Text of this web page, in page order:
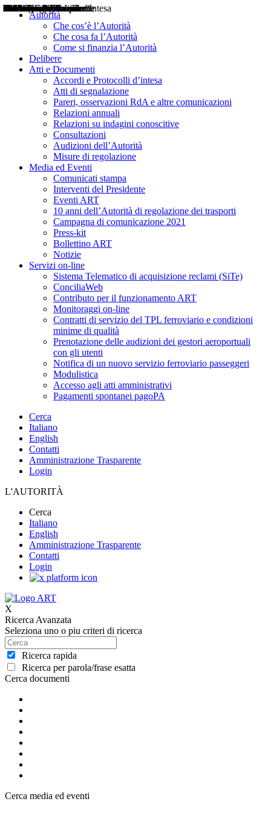
Autorità
Che cos’è l’Autorità
Che cosa fa l’Autorità
Come si finanzia l’Autorità
Delibere
Atti e Documenti
Accordi e Protocolli d’intesa
Atti di segnalazione
Pareri, osservazioni RdA e altre comunicazioni
Relazioni annuali
Relazioni su indagini conoscitive
Consultazioni
Audizioni dell’Autorità
Misure di regolazione
Media ed Eventi
Comunicati stampa
Interventi del Presidente
Eventi ART
10 anni dell’Autorità di regolazione dei trasporti
Campagna di comunicazione 2021
Press-kit
Bollettino ART
Notizie
Servizi on-line
Sistema Telematico di acquisizione reclami (SiTe)
ConciliaWeb
Contributo per il funzionamento ART
Monitoraggi on-line
Contratti di servizio del TPL ferroviario e condizioni
minime di qualità
Prenotazione delle audizioni dei gestori aeroportuali
con gli utenti
Notifica di un nuovo servizio ferroviario passeggeri
Modulistica
Accesso agli atti amministrativi
Pagamenti spontanei pagoPA
Cerca
Italiano
English
Contatti
Amministrazione Trasparente
Login
L'AUTORITÀ
Cerca
Italiano
English
Amministrazione Trasparente
Contatti
Login
X
Ricerca Avanzata
Seleziona uno o piu criteri di ricerca
Ricerca rapida
Ricerca per parola/frase esatta
Cerca documenti
Delibere
Pareri
Consultazioni
Audizioni
Atti di Segnalazione
Accordi e Protocolli d'Intesa
Relazioni annuali
Misure di regolazione
Cerca media ed eventi
Notizie
Comunicati Stampa
Bollettini ART
Convegni ART
Interviste del Presidente
Articoli in primo piano
Interventi del Presidente
2004
2005
2010
2013
2014
2015
2016
2017
2018
2019
202
2020
2021
2022
2023
2024
2025
2026
Aereo
Marittimo
Terrestre